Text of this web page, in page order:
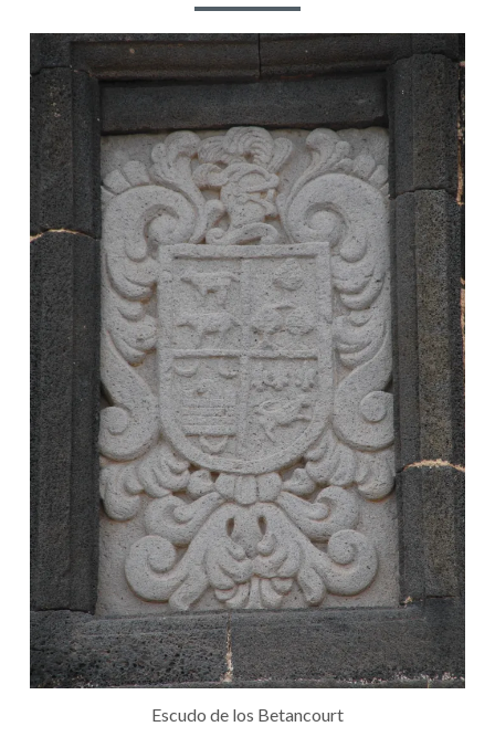
NAVEGACIÓN
Escudo de los Betancourt